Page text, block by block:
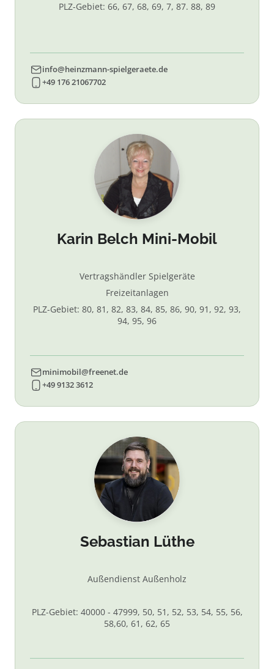
PLZ-Gebiet: 66, 67, 68, 69, 7, 87. 88, 89
info@heinzmann-spielgeraete.de
+49 176 21067702
Karin Belch Mini-Mobil
Vertragshändler Spielgeräte
Freizeitanlagen
PLZ-Gebiet: 80, 81, 82, 83, 84, 85, 86, 90, 91, 92, 93,
94, 95, 96
minimobil@freenet.de
+49 9132 3612
Sebastian Lüthe
Außendienst Außenholz
PLZ-Gebiet: 40000 - 47999, 50, 51, 52, 53, 54, 55, 56,
58,60, 61, 62, 65